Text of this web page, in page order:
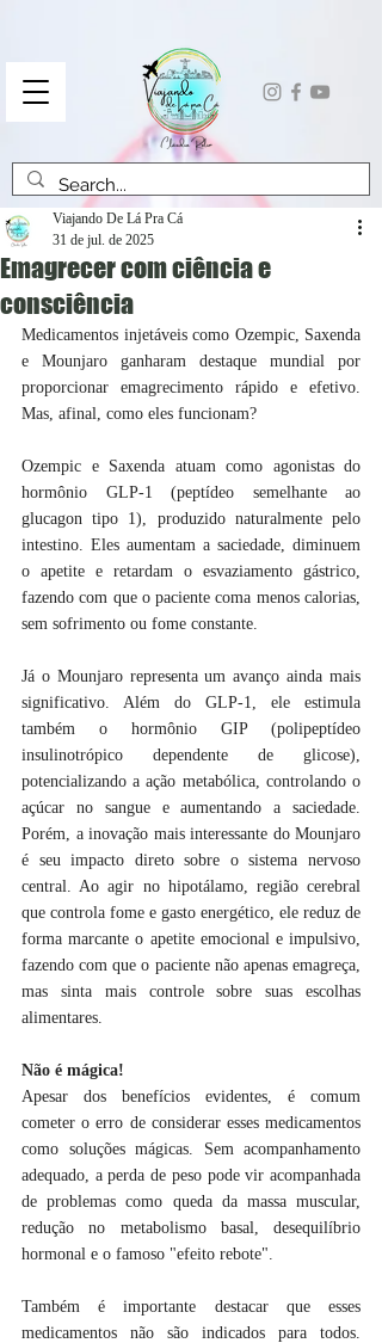
Emagrecer com ciência e
consciência
Viajando De Lá Pra Cá
31 de jul. de 2025
Medicamentos injetáveis como Ozempic, Saxenda
e Mounjaro ganharam destaque mundial por
proporcionar emagrecimento rápido e efetivo.
Mas, afinal, como eles funcionam?
Ozempic e Saxenda atuam como agonistas do
hormônio GLP-1 (peptídeo semelhante ao
glucagon tipo 1), produzido naturalmente pelo
intestino. Eles aumentam a saciedade, diminuem
o apetite e retardam o esvaziamento gástrico,
fazendo com que o paciente coma menos calorias,
sem sofrimento ou fome constante.
Já o Mounjaro representa um avanço ainda mais
significativo. Além do GLP-1, ele estimula
também o hormônio GIP (polipeptídeo
insulinotrópico dependente de glicose),
potencializando a ação metabólica, controlando o
açúcar no sangue e aumentando a saciedade.
Porém, a inovação mais interessante do Mounjaro
é seu impacto direto sobre o sistema nervoso
central. Ao agir no hipotálamo, região cerebral
que controla fome e gasto energético, ele reduz de
forma marcante o apetite emocional e impulsivo,
fazendo com que o paciente não apenas emagreça,
mas sinta mais controle sobre suas escolhas
alimentares.
Não é mágica!
Apesar dos benefícios evidentes, é comum
cometer o erro de considerar esses medicamentos
como soluções mágicas. Sem acompanhamento
adequado, a perda de peso pode vir acompanhada
de problemas como queda da massa muscular,
redução no metabolismo basal, desequilíbrio
hormonal e o famoso "efeito rebote".
Também é importante destacar que esses
medicamentos não são indicados para todos.